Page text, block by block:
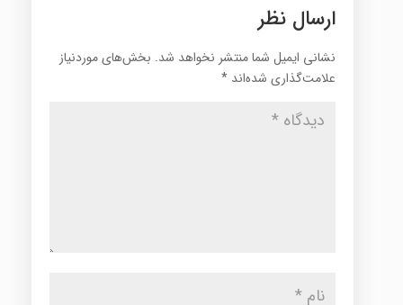
ارسال نظر
نشانی ایمیل شما منتشر نخواهد شد. بخش‌های موردنیاز
علامت‌گذاری شده‌اند *